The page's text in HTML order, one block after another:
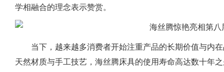
学相融合的理念表示赞赏。
当下，越来越多消费者开始注重产品的长期价值与内
天然材质与手工技艺，海丝腾床具的使用寿命高达数十年